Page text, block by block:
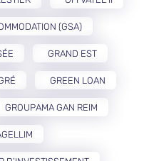
(GSA)
GRAND EST
GREEN LOAN
GROUPAMA GAN REIM